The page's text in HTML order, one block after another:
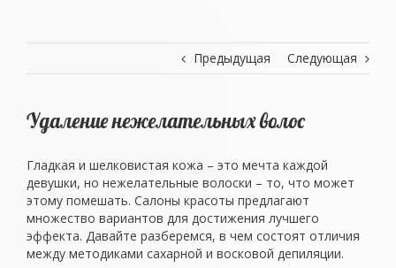
Предыдущая Следующая
Удаление нежелательных волос
Гладкая и шелковистая кожа – это мечта каждой
девушки, но нежелательные волоски – то, что может
этому помешать. Салоны красоты предлагают
множество вариантов для достижения лучшего
эффекта. Давайте разберемся, в чем состоят отличия
между методиками сахарной и восковой депиляции.